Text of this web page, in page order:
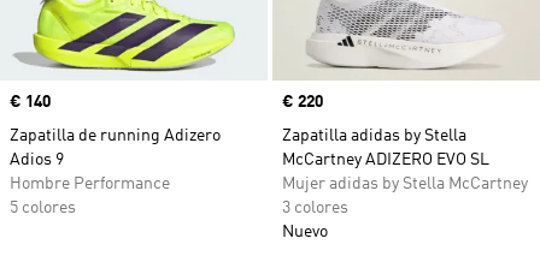
Precio
€ 140
Zapatilla de running Adizero
Adios 9
Hombre Performance
5 colores
Precio
€ 220
Zapatilla adidas by Stella
McCartney ADIZERO EVO SL
Mujer adidas by Stella McCartney
3 colores
Nuevo